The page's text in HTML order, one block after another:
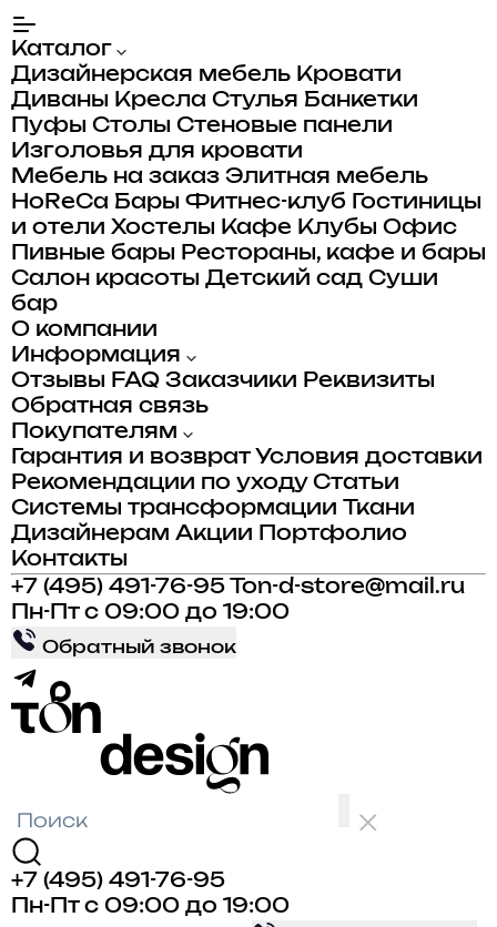
Каталог
Дизайнерская мебель Кровати
Диваны Кресла Стулья Банкетки
Пуфы Столы Стеновые панели
Изголовья для кровати
Мебель на заказ Элитная мебель
HoReCa Бары Фитнес-клуб
Гостиницы
и отели Хостелы Кафе Клубы Офис
Пивные бары Рестораны, кафе и бары
Салон красоты Детский сад Суши
бар
О компании
Информация
Отзывы FAQ Заказчики Реквизиты
Обратная связь
Покупателям
Гарантия и возврат Условия доставки
Рекомендации по уходу Статьи
Системы трансформации
Ткани
Дизайнерам Акции
Портфолио
Контакты
+7 (495) 491-76-95
Ton-d-store@mail.ru
Пн-Пт с 09:00 до 19:00
Обратный звонок
+7 (495) 491-76-95
Пн-Пт с 09:00 до 19:00